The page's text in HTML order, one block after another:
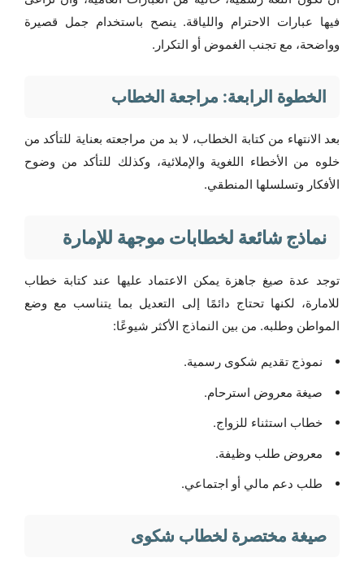
فيها عبارات الاحترام واللياقة. ينصح باستخدام جمل قصيرة
وواضحة، مع تجنب الغموض أو التكرار.
الخطوة الرابعة: مراجعة الخطاب
بعد الانتهاء من كتابة الخطاب، لا بد من مراجعته بعناية للتأكد من
خلوه من الأخطاء اللغوية والإملائية، وكذلك للتأكد من وضوح
الأفكار وتسلسلها المنطقي.
نماذج شائعة لخطابات موجهة للإمارة
توجد عدة صيغ جاهزة يمكن الاعتماد عليها عند كتابة خطاب
للامارة، لكنها تحتاج دائمًا إلى التعديل بما يتناسب مع وضع
المواطن وطلبه. من بين النماذج الأكثر شيوعًا:
نموذج تقديم شكوى رسمية.
صيغة معروض استرحام.
خطاب استثناء للزواج.
معروض طلب وظيفة.
طلب دعم مالي أو اجتماعي.
صيغة مختصرة لخطاب شكوى